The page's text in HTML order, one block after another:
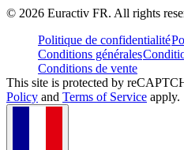
© 2026 Euractiv FR. All rights
Politique de confidentialité
Conditions générales
Conditions de vente
This site is protected by
Policy and Terms of Service apply.